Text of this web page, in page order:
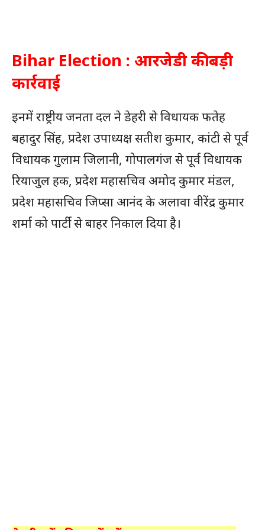
Bihar Election : आरजेडी की बड़ी
कार्रवाई
इनमें राष्ट्रीय जनता दल ने डेहरी से विधायक फतेह
बहादुर सिंह, प्रदेश उपाध्यक्ष सतीश कुमार, कांटी से पूर्व
विधायक गुलाम जिलानी, गोपालगंज से पूर्व विधायक
रियाजुल हक, प्रदेश महासचिव अमोद कुमार मंडल,
प्रदेश महासचिव जिप्सा आनंद के अलावा वीरेंद्र कुमार
शर्मा को पार्टी से बाहर निकाल दिया है।